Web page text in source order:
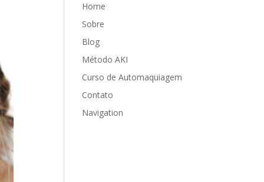
Home
Sobre
Blog
Método AKI
Curso de Automaquiagem
Contato
Navigation